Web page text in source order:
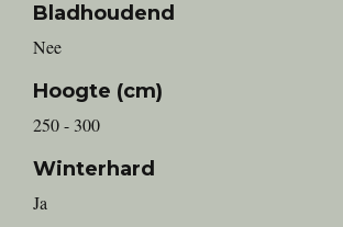
Bladhoudend
Nee
Hoogte (cm)
250 - 300
Winterhard
Ja